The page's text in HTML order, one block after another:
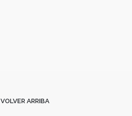
VOLVER ARRIBA